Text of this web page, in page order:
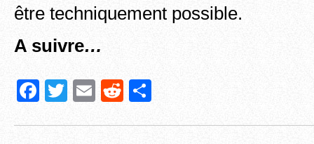
être techniquement possible.
A suivre…
F
T
E
R